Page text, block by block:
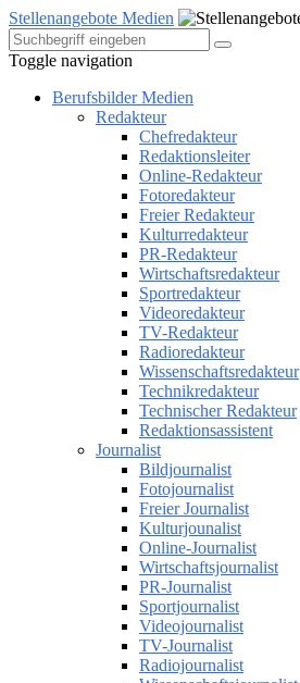
Stellenangebote Medien
Toggle navigation
Berufsbilder Medien
Redakteur
Chefredakteur
Redaktionsleiter
Online-Redakteur
Fotoredakteur
Freier Redakteur
Kulturredakteur
PR-Redakteur
Wirtschaftsredakteur
Sportredakteur
Videoredakteur
TV-Redakteur
Radioredakteur
Wissenschaftsredakteur
Technikredakteur
Technischer Redakteur
Redaktionsassistent
Journalist
Bildjournalist
Fotojournalist
Freier Journalist
Kulturjounalist
Online-Journalist
Wirtschaftsjournalist
PR-Journalist
Sportjournalist
Videojournalist
TV-Journalist
Radiojournalist